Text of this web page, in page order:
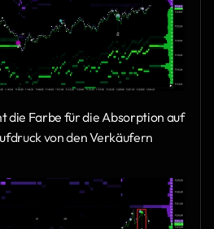
die Farbe für die Absorption auf
von den Verkäufern